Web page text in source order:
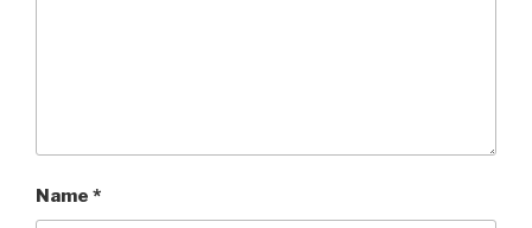
Name *